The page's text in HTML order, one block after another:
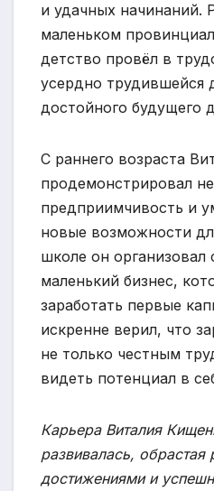
и удачных начинаний.
маленьком
детство провёл в
усердно трудившейся
достойного будущего
С раннего возраста
продемонстрировал
предприимчивость и
новые возможности
школе он организовал
маленький бизнес,
заработать первые
искренне верил, что
не только честным
видеть потенциал в
Карьера Виталия
развивалась,
достижениями и